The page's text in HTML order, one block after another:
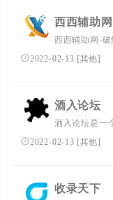
导航网,学技术
录优志网站，
娱乐网等！
西西辅助网
西西辅助网-
安全游戏辅助
2022-02-13 [其他]
酒入论坛
酒入论坛是一
品软件,汉化
2022-02-13 [其他]
收录天下